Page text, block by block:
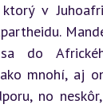
v
do
ako mnohí, aj
no